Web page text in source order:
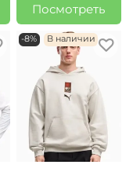
Посмотреть
-8% В наличии